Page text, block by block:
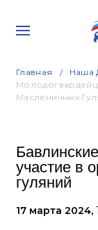
Главная Наша
Масленичных
участие в
гуляний
17 марта 2024,